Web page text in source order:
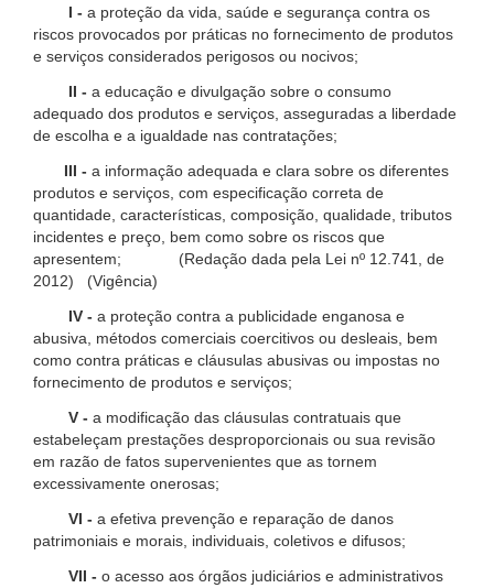
I - a proteção da vida, saúde e segurança contra os
riscos provocados por práticas no fornecimento de produtos
e serviços considerados perigosos ou nocivos;
II - a educação e divulgação sobre o consumo
adequado dos produtos e serviços, asseguradas a liberdade
de escolha e a igualdade nas contratações;
III - a informação adequada e clara sobre os diferentes
produtos e serviços, com especificação correta de
quantidade, características, composição, qualidade, tributos
incidentes e preço, bem como sobre os riscos que
apresentem; (Redação dada pela Lei nº 12.741, de
2012) (Vigência)
IV - a proteção contra a publicidade enganosa e
abusiva, métodos comerciais coercitivos ou desleais, bem
como contra práticas e cláusulas abusivas ou impostas no
fornecimento de produtos e serviços;
V - a modificação das cláusulas contratuais que
estabeleçam prestações desproporcionais ou sua revisão
em razão de fatos supervenientes que as tornem
excessivamente onerosas;
VI - a efetiva prevenção e reparação de danos
patrimoniais e morais, individuais, coletivos e difusos;
VII - o acesso aos órgãos judiciários e administrativos